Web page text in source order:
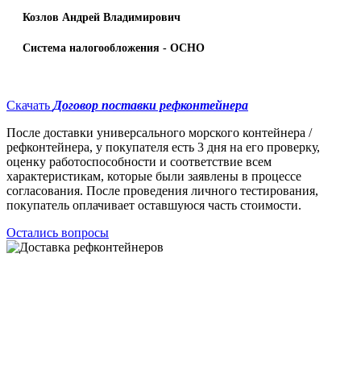
Козлов Андрей Владимирович
Система налогообложения - ОСНО
Скачать Договор поставки рефконтейнера
После доставки универсального морского контейнера /
рефконтейнера, у покупателя есть 3 дня на его проверку,
оценку работоспособности и соответствие всем
характеристикам, которые были заявлены в процессе
согласования. После проведения личного тестирования,
покупатель оплачивает оставшуюся часть стоимости.
Остались вопросы